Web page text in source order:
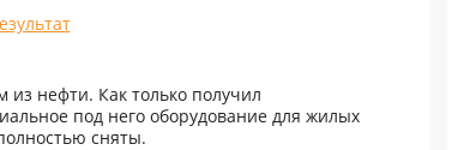
из нефти. Как только получил
под него оборудование для жилых
сняты.